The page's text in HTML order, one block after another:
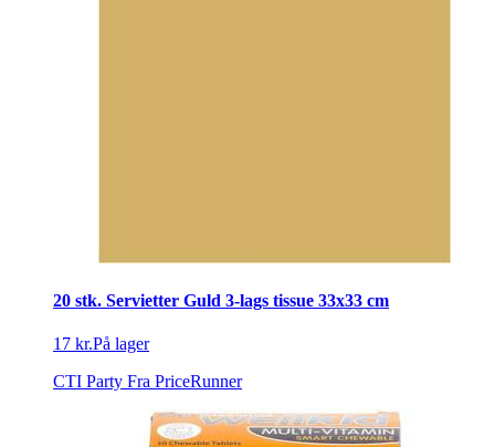
20 stk. Servietter Guld 3-lags tissue 33x33 cm
17 kr.På lager
CTI Party Fra PriceRunner